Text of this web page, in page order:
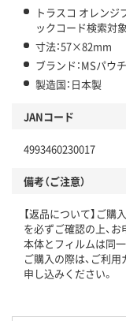
トラスコ オレンジ
ックコード検索対
寸法：57×82mm
ブランド：MSパウチ
製造国：日本製
JANコード
4993460230017
備考（ご注意）
【返品について】ご購
を必ずご確認の上、お
本体とフィルムは同
ご購入の際は、ご利用
申し込みください。